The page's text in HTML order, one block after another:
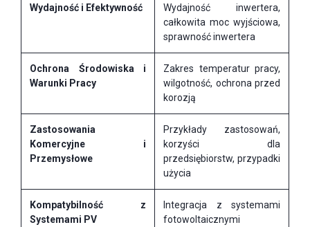
Wydajność i Efektywność
Wydajność inwertera,
całkowita moc wyjściowa,
sprawność inwertera
Ochrona Środowiska i
Warunki Pracy
Zakres temperatur pracy,
wilgotność, ochrona przed
korozją
Zastosowania
Komercyjne i
Przemysłowe
Przykłady zastosowań,
korzyści dla
przedsiębiorstw, przypadki
użycia
Kompatybilność z
Systemami PV
Integracja z systemami
fotowoltaicznymi